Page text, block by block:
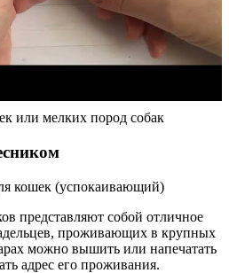
или мелких пород собак
кошек (успокаивающий)
представляют собой отличное
проживающих в крупных
можно вышить или напечатать
адрес его проживания.